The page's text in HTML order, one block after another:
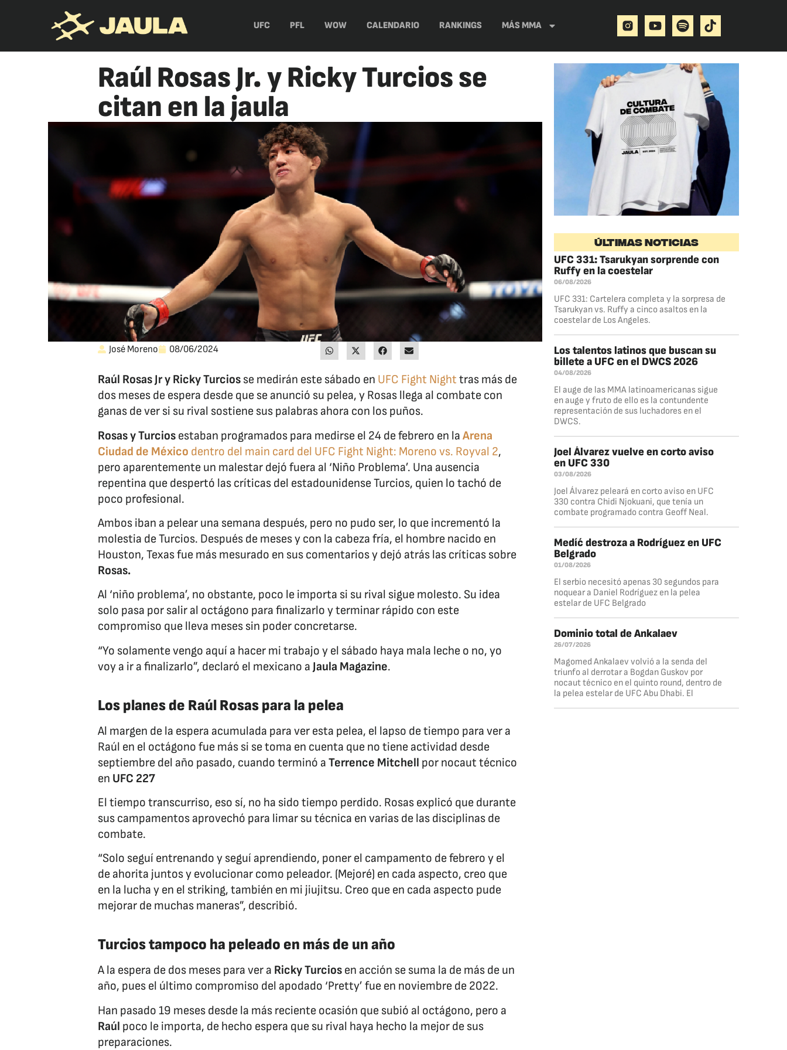
UFC PFL WOW CALENDARIO RANKINGS MÁS MMA
Raúl Rosas Jr. y Ricky Turcios se
citan en la jaula
José Moreno 08/06/2024
Raúl Rosas Jr y Ricky Turcios se medirán este sábado en UFC Fight Night tras más de
dos meses de espera desde que se anunció su pelea, y Rosas llega al combate con
ganas de ver si su rival sostiene sus palabras ahora con los puños.
Rosas y Turcios estaban programados para medirse el 24 de febrero en la Arena
Ciudad de México dentro del main card del UFC Fight Night: Moreno vs. Royval 2,
pero aparentemente un malestar dejó fuera al ‘Niño Problema’. Una ausencia
repentina que despertó las críticas del estadounidense Turcios, quien lo tachó de
poco profesional.
Ambos iban a pelear una semana después, pero no pudo ser, lo que incrementó la
molestia de Turcios. Después de meses y con la cabeza fría, el hombre nacido en
Houston, Texas fue más mesurado en sus comentarios y dejó atrás las críticas sobre
Rosas.
Al ‘niño problema’, no obstante, poco le importa si su rival sigue molesto. Su idea
solo pasa por salir al octágono para finalizarlo y terminar rápido con este
compromiso que lleva meses sin poder concretarse.
“Yo solamente vengo aquí a hacer mi trabajo y el sábado haya mala leche o no, yo
voy a ir a finalizarlo”, declaró el mexicano a Jaula Magazine.
Los planes de Raúl Rosas para la pelea
Al margen de la espera acumulada para ver esta pelea, el lapso de tiempo para ver a
Raúl en el octágono fue más si se toma en cuenta que no tiene actividad desde
septiembre del año pasado, cuando terminó a Terrence Mitchell por nocaut técnico
en UFC 227
El tiempo transcurriso, eso sí, no ha sido tiempo perdido. Rosas explicó que durante
sus campamentos aprovechó para limar su técnica en varias de las disciplinas de
combate.
“Solo seguí entrenando y seguí aprendiendo, poner el campamento de febrero y el
de ahorita juntos y evolucionar como peleador. (Mejoré) en cada aspecto, creo que
en la lucha y en el striking, también en mi jiujitsu. Creo que en cada aspecto pude
mejorar de muchas maneras”, describió.
Turcios tampoco ha peleado en más de un año
A la espera de dos meses para ver a Ricky Turcios en acción se suma la de más de un
año, pues el último compromiso del apodado ‘Pretty’ fue en noviembre de 2022.
Han pasado 19 meses desde la más reciente ocasión que subió al octágono, pero a
Raúl poco le importa, de hecho espera que su rival haya hecho la mejor de sus
preparaciones.
ÚLTIMAS NOTICIAS
UFC 331: Tsarukyan sorprende con
Ruffy en la coestelar
06/08/2026
UFC 331: Cartelera completa y la sorpresa de
Tsarukyan vs. Ruffy a cinco asaltos en la
coestelar de Los Angeles.
Los talentos latinos que buscan su
billete a UFC en el DWCS 2026
04/08/2026
El auge de las MMA latinoamericanas sigue
en auge y fruto de ello es la contundente
representación de sus luchadores en el
DWCS.
Joel Álvarez vuelve en corto aviso
en UFC 330
03/08/2026
Joel Álvarez peleará en corto aviso en UFC
330 contra Chidi Njokuani, que tenía un
combate programado contra Geoff Neal.
Medíć destroza a Rodríguez en UFC
Belgrado
01/08/2026
El serbio necesitó apenas 30 segundos para
noquear a Daniel Rodríguez en la pelea
estelar de UFC Belgrado
Dominio total de Ankalaev
26/07/2026
Magomed Ankalaev volvió a la senda del
triunfo al derrotar a Bogdan Guskov por
nocaut técnico en el quinto round, dentro de
la pelea estelar de UFC Abu Dhabi. El